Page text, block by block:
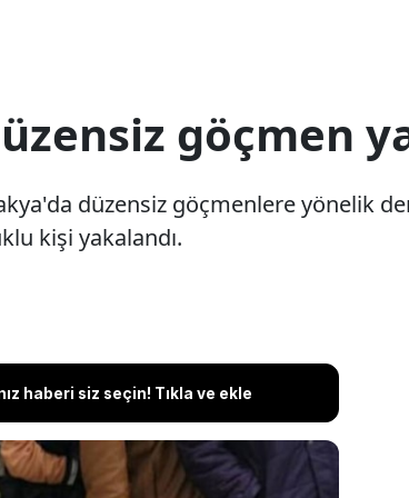
göçmen
düzensiz göçmenlere yönelik
kişi yakalandı.
haberi siz seçin! Tıkla ve ekle